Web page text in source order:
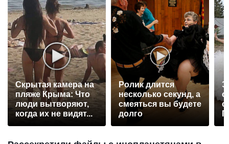
Скрытая камера на
пляже Крыма: Что
люди вытворяют,
когда их не видят...
Ролик длится
несколько секунд, а
смеяться вы будете
долго